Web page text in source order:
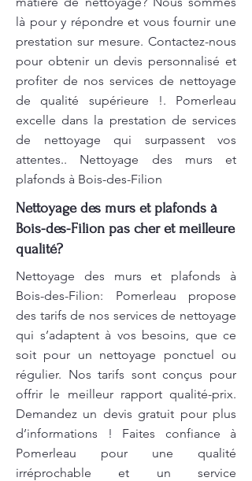
là pour y répondre et vous fournir une
prestation sur mesure. Contactez-nous
pour obtenir un devis personnalisé et
profiter de nos services de nettoyage
de qualité supérieure !. Pomerleau
excelle dans la prestation de services
de nettoyage qui surpassent vos
attentes.. Nettoyage des murs et
plafonds à Bois-des-Filion
Nettoyage des murs et plafonds à
Bois-des-Filion pas cher et meilleure
qualité?
Nettoyage des murs et plafonds à
Bois-des-Filion: Pomerleau propose
des tarifs de nos services de nettoyage
qui s’adaptent à vos besoins, que ce
soit pour un nettoyage ponctuel ou
régulier. Nos tarifs sont conçus pour
offrir le meilleur rapport qualité-prix.
Demandez un devis gratuit pour plus
d’informations ! Faites confiance à
Pomerleau pour une qualité
irréprochable et un service